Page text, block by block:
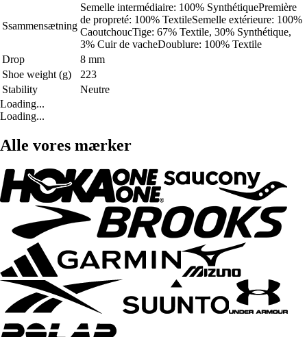
Ssammensætning
Semelle intermédiaire: 100% SynthétiquePremière
de propreté: 100% TextileSemelle extérieure: 100%
CaoutchoucTige: 67% Textile, 30% Synthétique,
3% Cuir de vacheDoublure: 100% Textile
Drop
8 mm
Shoe weight (g)
223
Stability
Neutre
Loading...
Loading...
Alle vores mærker